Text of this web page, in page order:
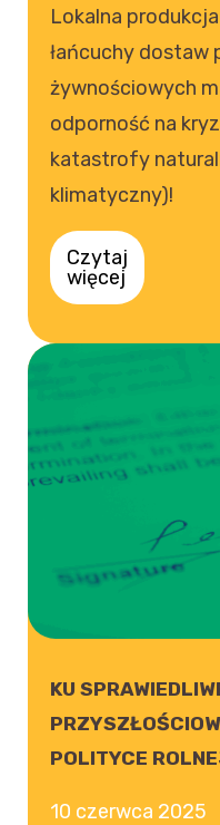
Lokalna
łańcuchy dostaw
żywnościowych
odporność na
katastrofy
klimatyczny)!
Czytaj
więcej
KU
POLITYCE
10 czerwca 2025